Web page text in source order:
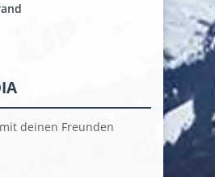
deinen Freunden